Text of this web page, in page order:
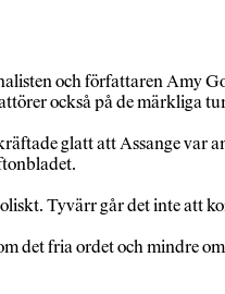
och författaren Amy
också på de märkliga
glatt att Assange var
Tyvärr går det inte att
det fria ordet och mindre om